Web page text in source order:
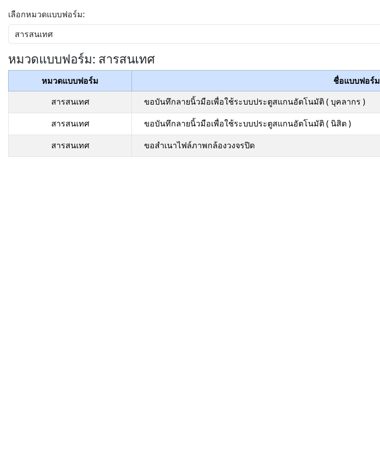
เลือกหมวดแบบฟอร์ม:
หมวดแบบฟอร์ม: สารสนเทศ
หมวดแบบฟอร์ม ชื่อแบบฟอร์ม
สารสนเทศ
ขอบันทึกลายนิ้วมือเพื่อใช้ระบบประตูสแกนอัตโนมัติ ( บุคลากร )
สารสนเทศ
ขอบันทึกลายนิ้วมือเพื่อใช้ระบบประตูสแกนอัตโนมัติ ( นิสิต )
สารสนเทศ
ขอสำเนาไฟล์ภาพกล้องวงจรปิด